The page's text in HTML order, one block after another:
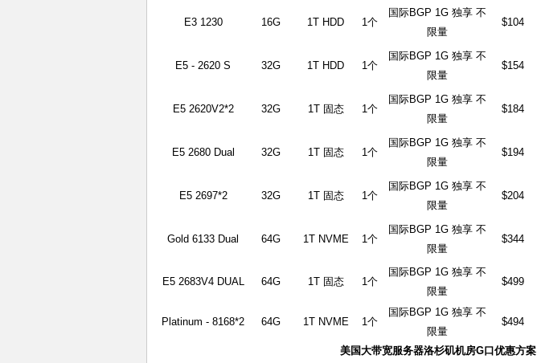
E3 1230 16G 1T HDD 1个
国际BGP 1G 独享 不
限量
$104
E5 - 2620 S 32G 1T HDD 1个
国际BGP 1G 独享 不
限量
$154
E5 2620V2*2 32G 1T 固态 1个
国际BGP 1G 独享 不
限量
$184
E5 2680 Dual 32G 1T 固态 1个
国际BGP 1G 独享 不
限量
$194
E5 2697*2 32G 1T 固态 1个
国际BGP 1G 独享 不
限量
$204
Gold 6133 Dual 64G 1T NVME 1个
国际BGP 1G 独享 不
限量
$344
E5 2683V4 DUAL 64G 1T 固态 1个
国际BGP 1G 独享 不
限量
$499
Platinum - 8168*2 64G 1T NVME 1个
国际BGP 1G 独享 不
限量
$494
美国大带宽服务器洛杉矶机房G口优惠方案